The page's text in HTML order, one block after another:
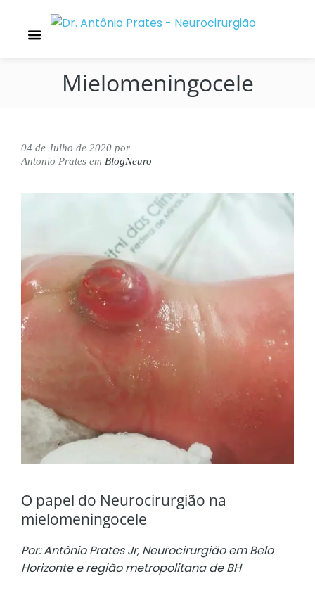
Mielomeningocele
04 de Julho de 2020 por
Antonio Prates em BlogNeuro
O papel do Neurocirurgião na
mielomeningocele
Por: Antônio Prates Jr, Neurocirurgião em Belo
Horizonte e região metropolitana de BH